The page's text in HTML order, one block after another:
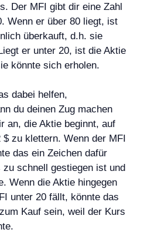
Der MFI gibt dir eine Zahl
Wenn er über 80 liegt, ist
überkauft, d.h. sie
er unter 20, ist die Aktie
könnte sich erholen.
dabei helfen,
du deinen Zug machen
an, die Aktie beginnt, auf
zu klettern. Wenn der MFI
das ein Zeichen dafür
schnell gestiegen ist und
Wenn die Aktie hingegen
unter 20 fällt, könnte das
Kauf sein, weil der Kurs